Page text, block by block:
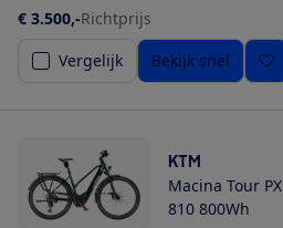
€ 3.500,-Richtprijs
Vergelijk
Bekijk snel
KTM
Macina Tour PX
810 800Wh